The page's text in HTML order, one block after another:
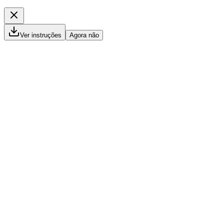
Ver instruções Agora não